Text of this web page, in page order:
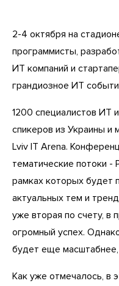
2-4 октября на
программисты,
ИТ компаний и
грандиозное ИТ
1200 специалистов ИТ
спикеров из Украины и
Lviv IT Arena.
тематические потоки -
рамках которых будет
актуальных тем и
уже вторая по счету, в
огромный успех.
будет еще
Как уже отмечалось, в